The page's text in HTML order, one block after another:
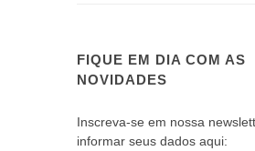
FIQUE EM DIA COM AS
NOVIDADES
Inscreva-se em nossa
informar seus dados aqui: